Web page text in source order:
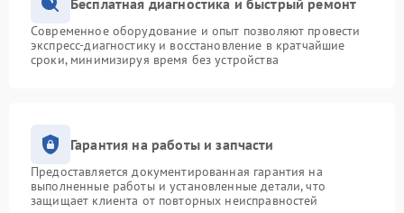
Современное оборудование и опыт позволяют провести
экспресс-диагностику и восстановление в кратчайшие
сроки, минимизируя время без устройства
Гарантия на работы и запчасти
Предоставляется документированная гарантия на
выполненные работы и установленные детали, что
защищает клиента от повторных неисправностей